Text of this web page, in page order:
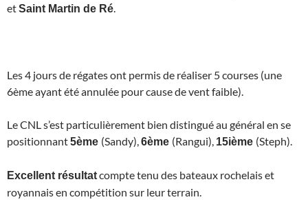
etSaint Martin de Ré
Les 4 jours de régates ont permis de réaliser 5 courses (une
6ème ayant été annulée pour cause de vent faible).
Le CNL s’est particulièrement bien distingué au général en se
positionnant5ème (Sandy), 6ème (Rangui), 15ième (Steph).
Excellent résultatcompte tenu des bateaux rochelais et
royannais en compétition sur leur terrain.